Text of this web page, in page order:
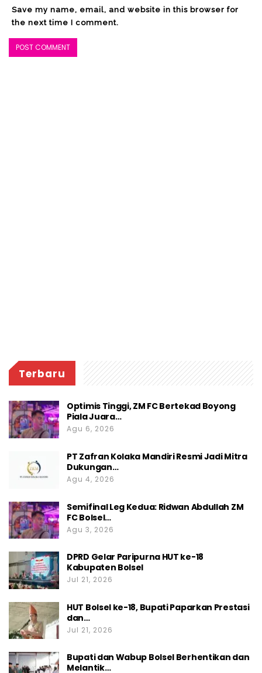
Save my name, email, and website in this browser for
the next time I comment.
Terbaru
Optimis Tinggi, ZM FC Bertekad Boyong
Piala Juara…
Agu 6, 2026
PT Zafran Kolaka Mandiri Resmi Jadi Mitra
Dukungan…
Agu 4, 2026
Semifinal Leg Kedua: Ridwan Abdullah ZM
FC Bolsel…
Agu 3, 2026
DPRD Gelar Paripurna HUT ke-18
Kabupaten Bolsel
Jul 21, 2026
HUT Bolsel ke-18, Bupati Paparkan Prestasi
dan…
Jul 21, 2026
Bupati dan Wabup Bolsel Berhentikan dan
Melantik…